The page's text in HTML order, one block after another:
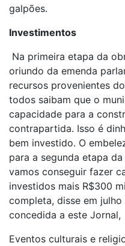
galpões.
Investimentos
Na primeira etapa da
oriundo da emenda
recursos provenientes
todos saibam que o
capacidade para a
contrapartida. Isso é
bem investido. O
para a segunda etapa
vamos conseguir fazer
investidos mais R$300
completa, disse em
concedida a este
Eventos culturais e